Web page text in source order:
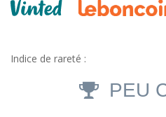
Indice de rareté :
PEU